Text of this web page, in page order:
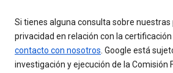
Si tienes alguna consulta sobre nuestras
privacidad en relación con la certificación
contacto con nosotros. Google está
investigación y ejecución de la Comisión